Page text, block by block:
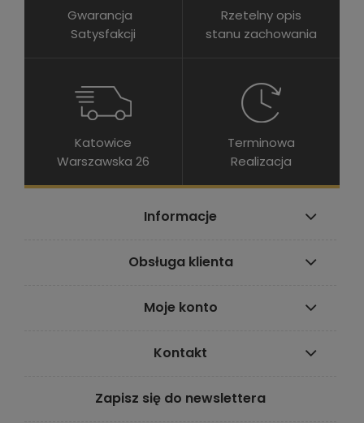
Gwarancja
Satysfakcji
Rzetelny opis
stanu zachowania
Katowice
Warszawska 26
Terminowa
Realizacja
Informacje
Obsługa klienta
Moje konto
Kontakt
Zapisz się do newslettera